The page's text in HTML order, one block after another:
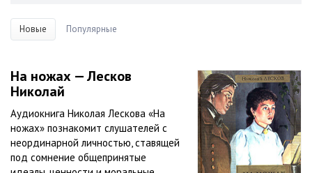
Новые Популярные
На ножах — Лесков
Николай
Аудиокнига Николая Лескова «На
ножах» познакомит слушателей с
неординарной личностью, ставящей
под сомнение общепринятые